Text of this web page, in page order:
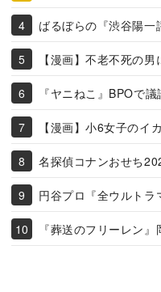
ばるぼらの『渋谷陽一
【漫画】不老不死の
『ヤニねこ』BPOで
【漫画】小6女子のイ
名探偵コナンおせち
円谷プロ『全ウルトラ
『葬送のフリーレン